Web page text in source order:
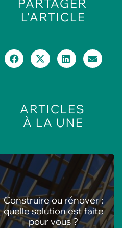
PARTAGER
L'ARTICLE
ARTICLES
À LA UNE
Les meilleures
animations pour centres
de loisirs en été